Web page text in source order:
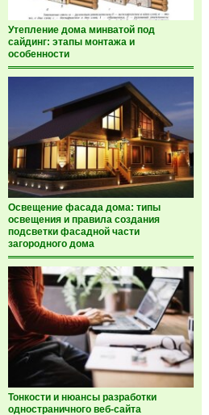
Утепление дома минватой под
сайдинг: этапы монтажа и
особенности
Освещение фасада дома: типы
освещения и правила создания
подсветки фасадной части
загородного дома
Тонкости и нюансы разработки
одностраничного веб-сайта